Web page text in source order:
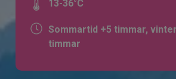
13-36°C
Sommartid +5 timmar,
timmar